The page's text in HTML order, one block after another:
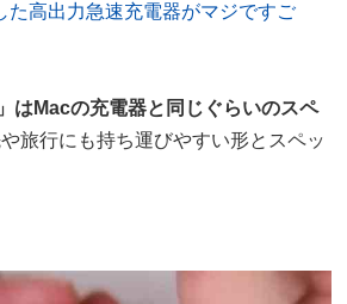
高出力急速充電器がマジですご
はMacの充電器と同じぐらいのスペ
旅行にも持ち運びやすい形とスペッ